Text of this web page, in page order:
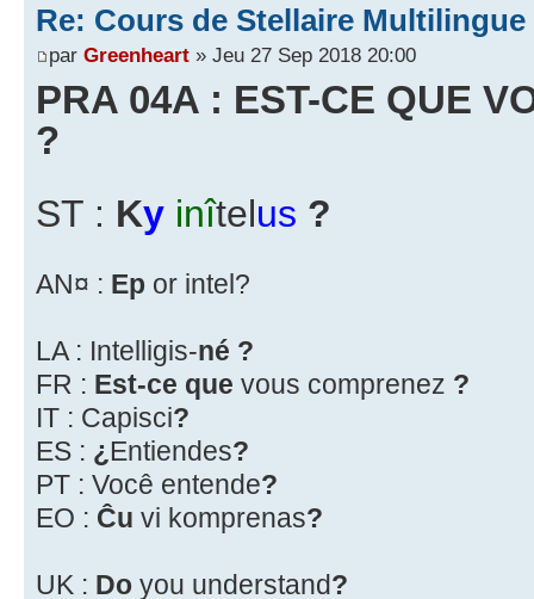
Re: Cours de Stellaire
par Greenheart » Jeu 27 Sep 2018 20:00
PRA 04A : EST-CE QUE
?
ST : Ky inîtelus ?
AN¤ : Ep or intel?
LA : Intelligis-né ?
FR : Est-ce que vous comprenez ?
IT : Capisci?
ES : ¿Entiendes?
PT : Você entende?
EO : Ĉu vi komprenas?
UK : Do you understand?